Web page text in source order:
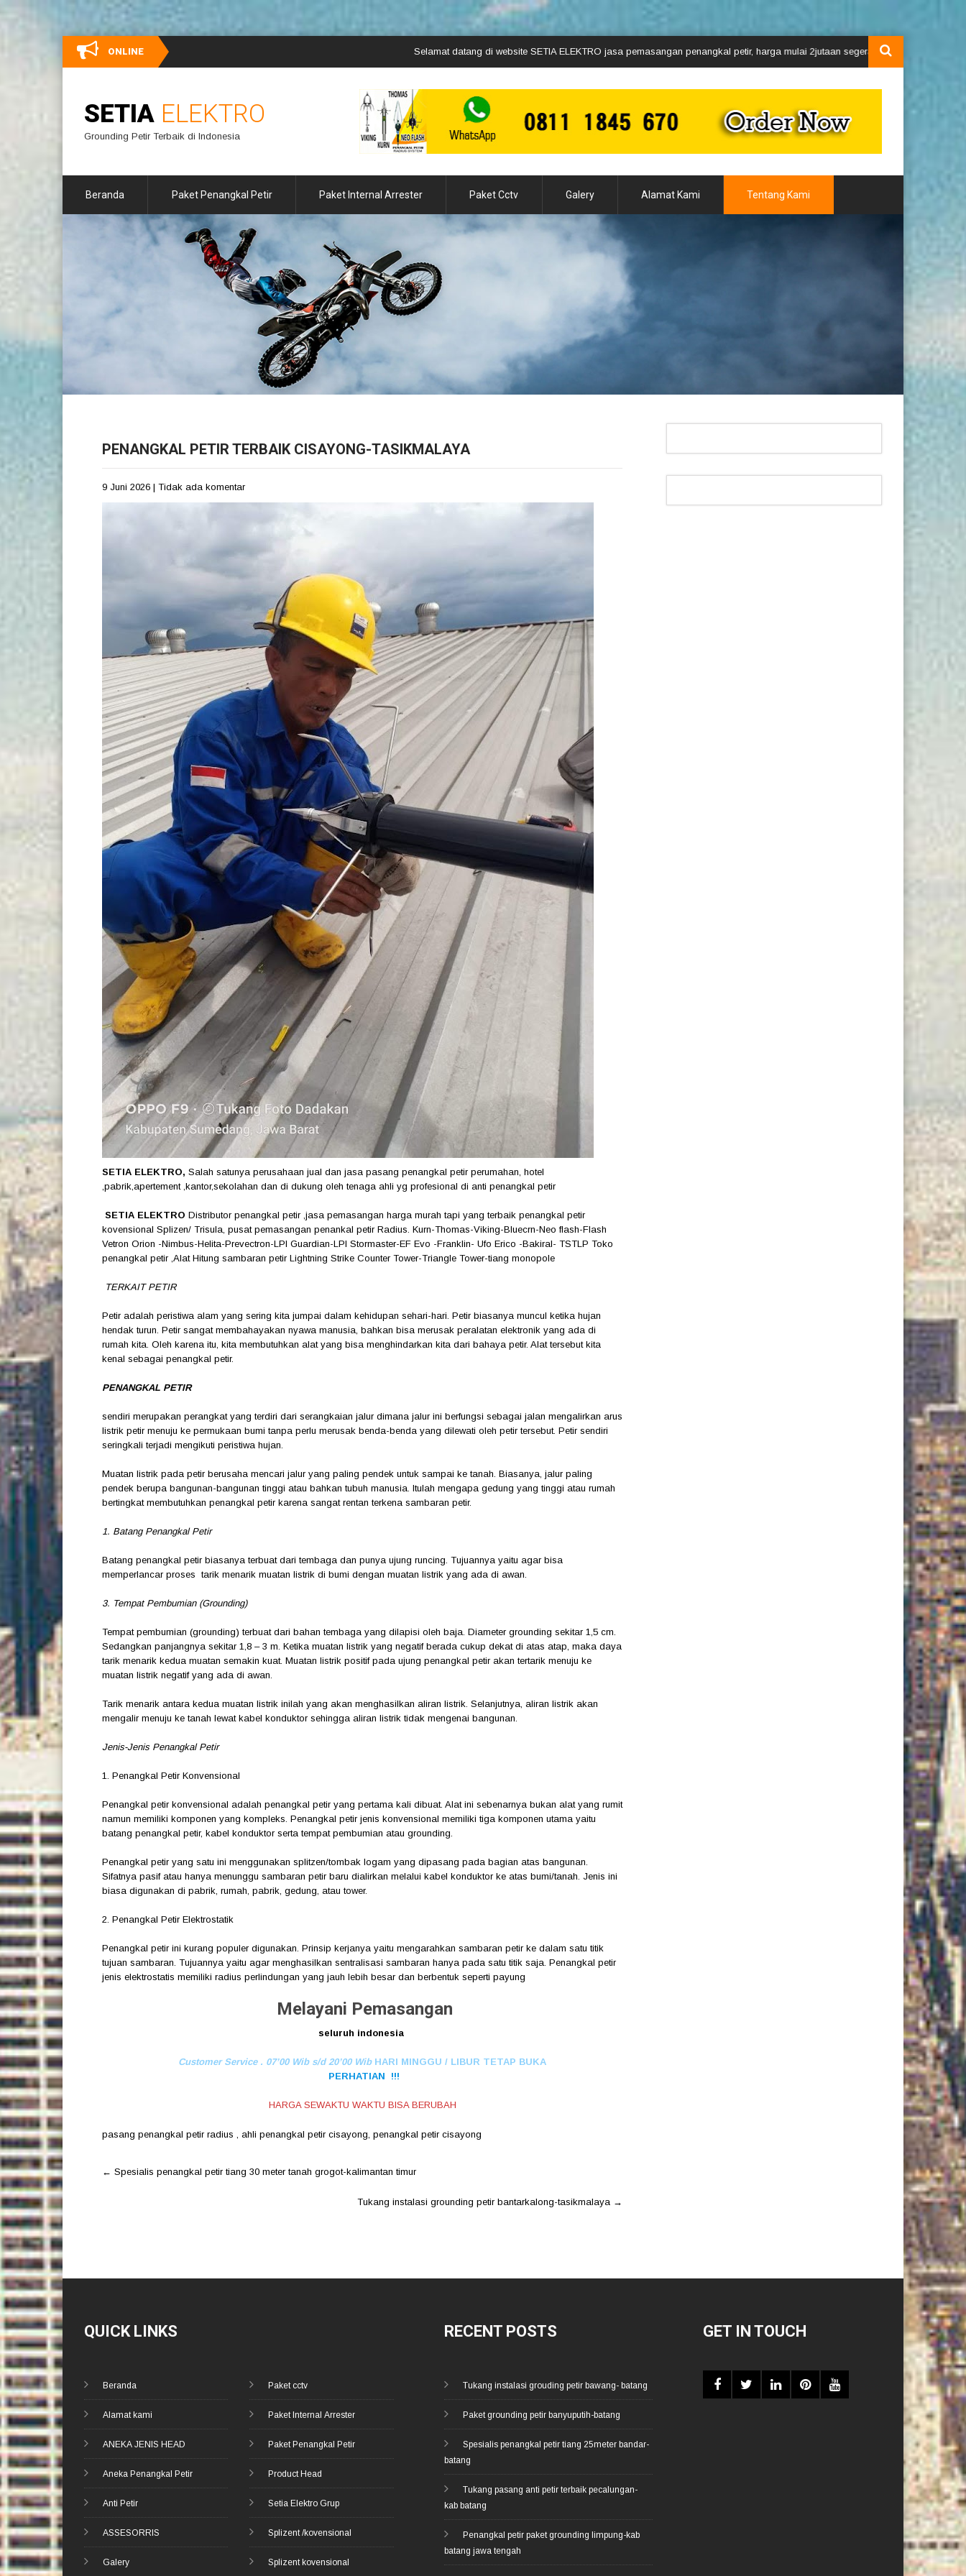
ONLINE Selamat datang di website SETIA ELEKTRO jasa pemasangan penangkal petir, harga mulai 2jutaan segera hubungi kami via whatsApp
SETIA ELEKTRO
Grounding Petir Terbaik di Indonesia
Beranda Paket Penangkal Petir Paket Internal Arrester Paket Cctv Galery Alamat Kami Tentang Kami
PENANGKAL PETIR TERBAIK CISAYONG-TASIKMALAYA
9 Juni 2026 | Tidak ada komentar
SETIA ELEKTRO, Salah satunya perusahaan jual dan jasa pasang penangkal petir perumahan, hotel
,pabrik,apertement ,kantor,sekolahan dan di dukung oleh tenaga ahli yg profesional di anti penangkal petir
SETIA ELEKTRO Distributor penangkal petir ,jasa pemasangan harga murah tapi yang terbaik penangkal petir
kovensional Splizen/ Trisula, pusat pemasangan penankal petir Radius. Kurn-Thomas-Viking-Bluecrn-Neo flash-Flash
Vetron Orion -Nimbus-Helita-Prevectron-LPI Guardian-LPI Stormaster-EF Evo -Franklin- Ufo Erico -Bakiral- TSTLP Toko
penangkal petir ,Alat Hitung sambaran petir Lightning Strike Counter Tower-Triangle Tower-tiang monopole
TERKAIT PETIR
Petir adalah peristiwa alam yang sering kita jumpai dalam kehidupan sehari-hari. Petir biasanya muncul ketika hujan
hendak turun. Petir sangat membahayakan nyawa manusia, bahkan bisa merusak peralatan elektronik yang ada di
rumah kita. Oleh karena itu, kita membutuhkan alat yang bisa menghindarkan kita dari bahaya petir. Alat tersebut kita
kenal sebagai penangkal petir.
PENANGKAL PETIR
sendiri merupakan perangkat yang terdiri dari serangkaian jalur dimana jalur ini berfungsi sebagai jalan mengalirkan arus
listrik petir menuju ke permukaan bumi tanpa perlu merusak benda-benda yang dilewati oleh petir tersebut. Petir sendiri
seringkali terjadi mengikuti peristiwa hujan.
Muatan listrik pada petir berusaha mencari jalur yang paling pendek untuk sampai ke tanah. Biasanya, jalur paling
pendek berupa bangunan-bangunan tinggi atau bahkan tubuh manusia. Itulah mengapa gedung yang tinggi atau rumah
bertingkat membutuhkan penangkal petir karena sangat rentan terkena sambaran petir.
1. Batang Penangkal Petir
Batang penangkal petir biasanya terbuat dari tembaga dan punya ujung runcing. Tujuannya yaitu agar bisa
memperlancar proses tarik menarik muatan listrik di bumi dengan muatan listrik yang ada di awan.
3. Tempat Pembumian (Grounding)
Tempat pembumian (grounding) terbuat dari bahan tembaga yang dilapisi oleh baja. Diameter grounding sekitar 1,5 cm.
Sedangkan panjangnya sekitar 1,8 – 3 m. Ketika muatan listrik yang negatif berada cukup dekat di atas atap, maka daya
tarik menarik kedua muatan semakin kuat. Muatan listrik positif pada ujung penangkal petir akan tertarik menuju ke
muatan listrik negatif yang ada di awan.
Tarik menarik antara kedua muatan listrik inilah yang akan menghasilkan aliran listrik. Selanjutnya, aliran listrik akan
mengalir menuju ke tanah lewat kabel konduktor sehingga aliran listrik tidak mengenai bangunan.
Jenis-Jenis Penangkal Petir
1. Penangkal Petir Konvensional
Penangkal petir konvensional adalah penangkal petir yang pertama kali dibuat. Alat ini sebenarnya bukan alat yang rumit
namun memiliki komponen yang kompleks. Penangkal petir jenis konvensional memiliki tiga komponen utama yaitu
batang penangkal petir, kabel konduktor serta tempat pembumian atau grounding.
Penangkal petir yang satu ini menggunakan splitzen/tombak logam yang dipasang pada bagian atas bangunan.
Sifatnya pasif atau hanya menunggu sambaran petir baru dialirkan melalui kabel konduktor ke atas bumi/tanah. Jenis ini
biasa digunakan di pabrik, rumah, pabrik, gedung, atau tower.
2. Penangkal Petir Elektrostatik
Penangkal petir ini kurang populer digunakan. Prinsip kerjanya yaitu mengarahkan sambaran petir ke dalam satu titik
tujuan sambaran. Tujuannya yaitu agar menghasilkan sentralisasi sambaran hanya pada satu titik saja. Penangkal petir
jenis elektrostatis memiliki radius perlindungan yang jauh lebih besar dan berbentuk seperti payung
Melayani Pemasangan
seluruh indonesia
Customer Service . 07’00 Wib s/d 20’00 WibHARI MINGGU / LIBUR TETAP BUKA
PERHATIAN !!!
HARGA SEWAKTU WAKTU BISA BERUBAH
pasang penangkal petir radius ahli penangkal petir cisayong penangkal petir cisayong
Post
← Spesialis penangkal petir tiang 30 meter tanah grogot-kalimantan timur
Tukang instalasi grounding petir bantarkalong-tasikmalaya →
QUICK LINKS
Beranda
Alamat kami
ANEKA JENIS HEAD
Aneka Penangkal Petir
Anti Petir
ASSESORRIS
Galery
Paket cctv
Paket Internal Arrester
Paket Penangkal Petir
Product Head
Setia Elektro Grup
Splizent /kovensional
Splizent kovensional
RECENT POSTS
Tukang instalasi grouding petir bawang- batang
Paket grounding petir banyuputih-batang
Spesialis penangkal petir tiang 25meter bandar-
batang
Tukang pasang anti petir terbaik pecalungan-
kab batang
Penangkal petir paket grounding limpung-kab
batang jawa tengah
GET IN TOUCH